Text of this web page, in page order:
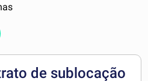
de sublocação